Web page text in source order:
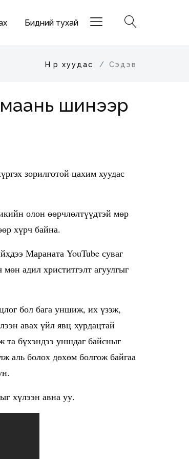
Бидний тухай
Нүүр хуудас Сэдэв
шинээр
зорилготой цахим хуудас
олон өөрчлөлтүүдтэй мөр
хүрч байна.
Мараната YouTube суваг
адил христитгэлт агуулгыг
бол бага уншиж, их үзэж,
авах үйл явц хурдацтай
та бүхэндээ уншдаг байсныг
аль болох дөхөм болгож байгаа
хүлээн авна уу.